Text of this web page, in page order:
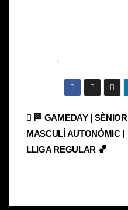
Navegación
de
🏁 GAMEDAY | SÈNIOR
MASCULÍ AUTONÒMIC |
LLIGA REGULAR 🏀